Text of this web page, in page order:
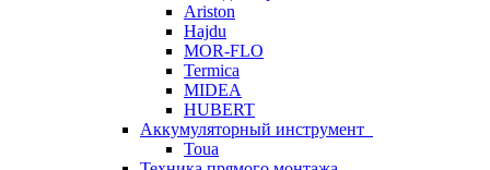
Ariston
Hajdu
MOR-FLO
Termica
MIDEA
HUBERT
Аккумуляторный инструмент
Toua